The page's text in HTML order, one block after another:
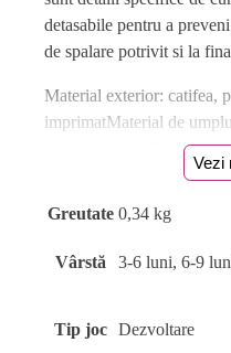
detasabile pentru a
de spalare potrivit si la
Material exterior: catifea,
imprimatMaterial de
100% poliesterDimensiuni
Varsta recomandata: 0
standarde de calitate si
bebelusi si copii mici,
Produsele Fehn sunt
Vezi
Greutate 0,34 kg
Vârstă 3-6 luni, 6-9
Tip joc Dezvoltare